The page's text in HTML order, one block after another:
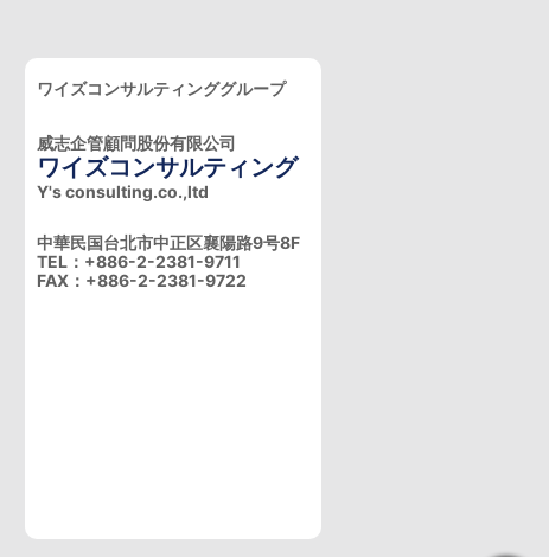
ワイズコンサルティンググループ
威志企管顧問股份有限公司
ワイズコンサルティング
Y's consulting.co.,ltd
中華民国台北市中正区襄陽路9号8F
TEL：+886-2-2381-9711
FAX：+886-2-2381-9722